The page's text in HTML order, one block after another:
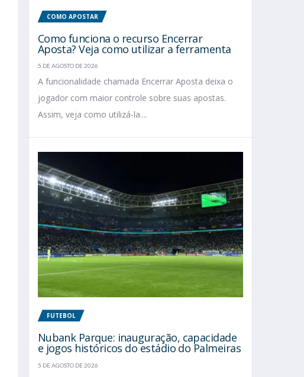
COMO APOSTAR
Como funciona o recurso Encerrar
Aposta? Veja como utilizar a ferramenta
5 DE AGOSTO DE 2026
A funcionalidade chamada Encerrar Aposta deixa o
jogador com maior controle sobre suas apostas.
Assim, veja como utilizá-la....
FUTEBOL
Nubank Parque: inauguração, capacidade
e jogos históricos do estádio do Palmeiras
5 DE AGOSTO DE 2026